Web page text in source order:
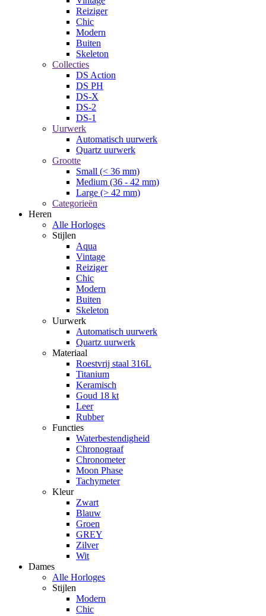
Reiziger
Chic
Modern
Buiten
Skeleton
Collecties
DS Action
DS PH
DS-X
DS-2
DS-1
Uurwerk
Automatisch uurwerk
Quartz uurwerk
Grootte
Small (< 36 mm)
Medium (36 - 42 mm)
Large (> 42 mm)
Categorieën
Heren
Alle Horloges
Stijlen
Aqua
Vintage
Reiziger
Chic
Modern
Buiten
Skeleton
Uurwerk
Automatisch uurwerk
Quartz uurwerk
Materiaal
Roestvrij staal 316L
Titanium
Keramisch
Goud 18 kt
Leer
Rubber
Functies
Waterbestendigheid
Chronograaf
Chronometer
Moon Phase
Tachymeter
Kleur
Zwart
Blauw
Groen
GREY
Zilver
Wit
Dames
Alle Horloges
Stijlen
Modern
Chic